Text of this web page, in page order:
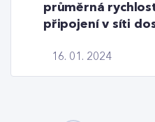
16. 01. 2024
průměrná
připojení v síti